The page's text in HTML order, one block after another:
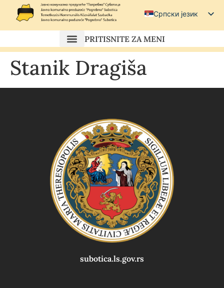
Српски језик
Српски (ћирилица)
Magyar
PRITISNITE ZA MENI
Stanik Dragiša
subotica.ls.gov.rs